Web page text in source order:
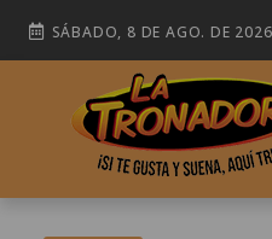
SÁBADO, 8 DE AGO. DE